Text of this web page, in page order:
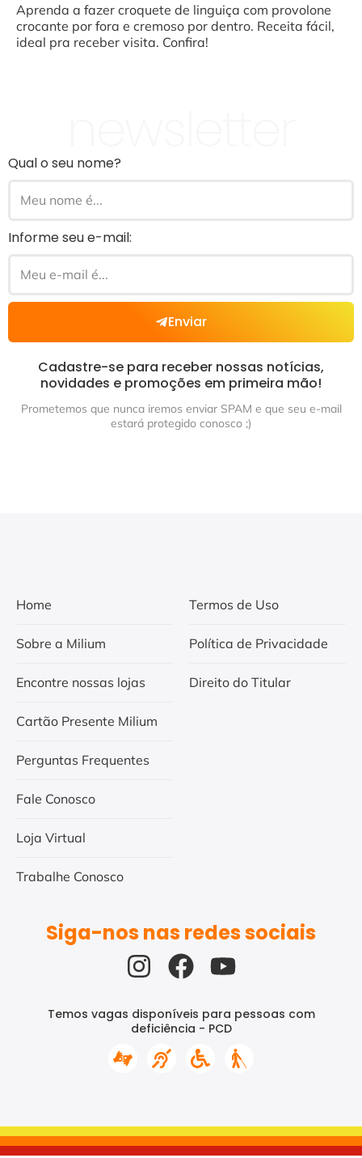
Aprenda a fazer croquete de linguiça com provolone
crocante por fora e cremoso por dentro. Receita fácil,
ideal pra receber visita. Confira!
Qual o seu nome?
Informe seu e-mail:
Enviar
Cadastre-se para receber nossas notícias,
novidades e promoções em primeira mão!
Prometemos que nunca iremos enviar SPAM e que seu e-mail
estará protegido conosco ;)
Home
Sobre a Milium
Encontre nossas lojas
Cartão Presente Milium
Perguntas Frequentes
Fale Conosco
Loja Virtual
Trabalhe Conosco
Termos de Uso
Política de Privacidade
Direito do Titular
Siga-nos nas redes sociais
Temos vagas disponíveis para pessoas com
deficiência - PCD